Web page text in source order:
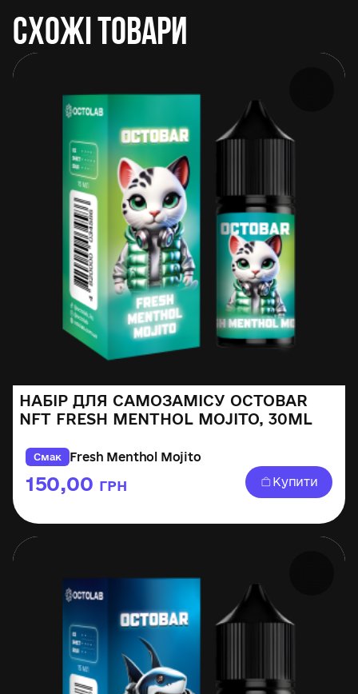
СХОЖІ ТОВАРИ
НАБІР ДЛЯ САМОЗАМІСУ OCTOBAR
NFT FRESH MENTHOL MOJITO, 30ML
Смак Fresh Menthol Mojito
150,00 ГРН Купити